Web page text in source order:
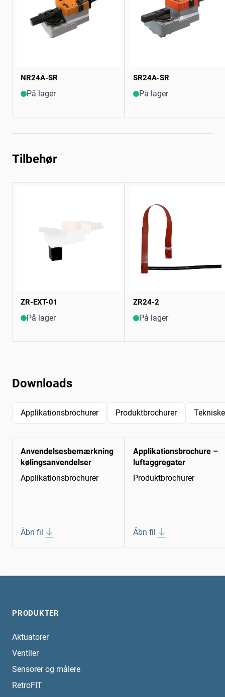
NR24A-SR
På lager
SR24A-SR
På lager
Tilbehør
ZR-EXT-01
På lager
ZR24-2
På lager
Downloads
Applikationsbrochurer Produktbrochurer
Anvendelsesbemærkning
kølingsanvendelser
Applikationsbrochurer
Åbn fil
Applikationsbrochure –
luftaggregater
Produktbrochurer
Åbn fil
PRODUKTER
Aktuatorer
Ventiler
Sensorer og målere
RetroFIT